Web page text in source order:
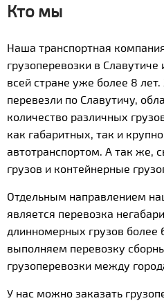
Кто мы
Наша транспортная
грузоперевозки в Славутиче
всей стране уже более 8
перевезли по Славутичу,
количество различных
как габаритных, так и
автотранспортом. А так же,
грузов и контейнерные
Отдельным направлением
является перевозка
длинномерных грузов более
выполняем перевозку
грузоперевозки между
У нас можно заказать